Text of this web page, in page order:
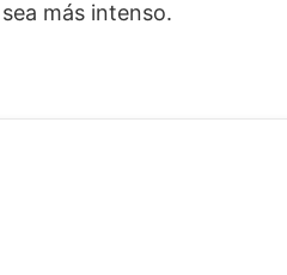
más intenso.